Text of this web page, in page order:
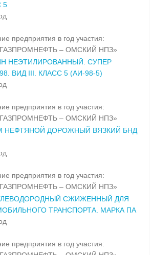
5
предприятия в год участия:
– ОМСКИЙ НПЗ»
НЕЭТИЛИРОВАННЫЙ. СУПЕР
ВИД III. КЛАСС 5 (АИ-98-5)
предприятия в год участия:
– ОМСКИЙ НПЗ»
НЕФТЯНОЙ ДОРОЖНЫЙ ВЯЗКИЙ БНД
предприятия в год участия:
– ОМСКИЙ НПЗ»
СЖИЖЕННЫЙ ДЛЯ
ТРАНСПОРТА. МАРКА ПА
предприятия в год участия: